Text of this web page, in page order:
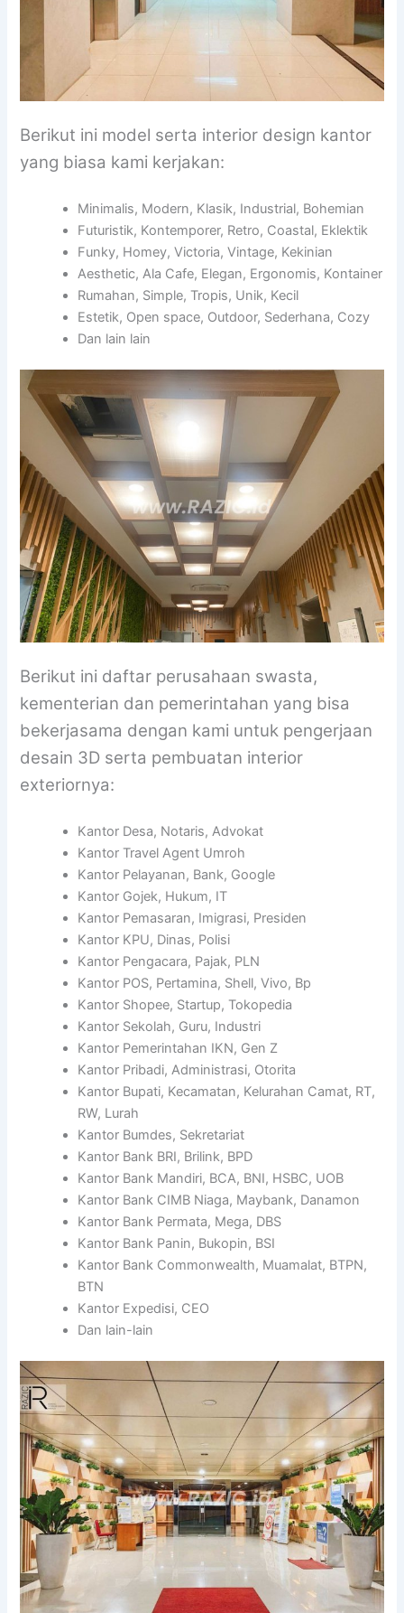
Berikut ini model serta interior design kantor
yang biasa kami kerjakan:
Minimalis, Modern, Klasik, Industrial, Bohemian
Futuristik, Kontemporer, Retro, Coastal, Eklektik
Funky, Homey, Victoria, Vintage, Kekinian
Aesthetic, Ala Cafe, Elegan, Ergonomis, Kontainer
Rumahan, Simple, Tropis, Unik, Kecil
Estetik, Open space, Outdoor, Sederhana, Cozy
Dan lain lain
Berikut ini daftar perusahaan swasta,
kementerian dan pemerintahan yang bisa
bekerjasama dengan kami untuk pengerjaan
desain 3D serta pembuatan interior
exteriornya:
Kantor Desa, Notaris, Advokat
Kantor Travel Agent Umroh
Kantor Pelayanan, Bank, Google
Kantor Gojek, Hukum, IT
Kantor Pemasaran, Imigrasi, Presiden
Kantor KPU, Dinas, Polisi
Kantor Pengacara, Pajak, PLN
Kantor POS, Pertamina, Shell, Vivo, Bp
Kantor Shopee, Startup, Tokopedia
Kantor Sekolah, Guru, Industri
Kantor Pemerintahan IKN, Gen Z
Kantor Pribadi, Administrasi, Otorita
Kantor Bupati, Kecamatan, Kelurahan Camat, RT,
RW, Lurah
Kantor Bumdes, Sekretariat
Kantor Bank BRI, Brilink, BPD
Kantor Bank Mandiri, BCA, BNI, HSBC, UOB
Kantor Bank CIMB Niaga, Maybank, Danamon
Kantor Bank Permata, Mega, DBS
Kantor Bank Panin, Bukopin, BSI
Kantor Bank Commonwealth, Muamalat, BTPN,
BTN
Kantor Expedisi, CEO
Dan lain-lain